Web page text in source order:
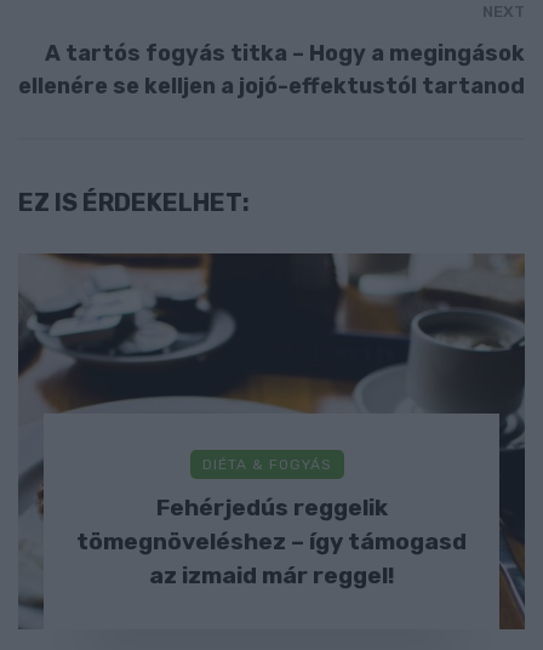
NEXT
A tartós fogyás titka – Hogy a megingások
ellenére se kelljen a jojó-effektustól tartanod
EZ IS ÉRDEKELHET:
DIÉTA & FOGYÁS
Fehérjedús reggelik
tömegnöveléshez – így támogasd
az izmaid már reggel!